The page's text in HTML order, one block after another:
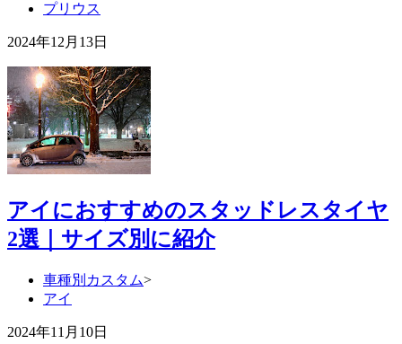
プリウス
2024年12月13日
アイにおすすめのスタッドレスタイヤ
2選｜サイズ別に紹介
車種別カスタム>
アイ
2024年11月10日